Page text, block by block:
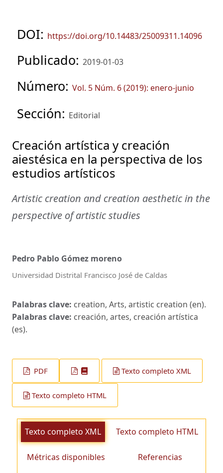
DOI: https://doi.org/10.14483/25009311.14096
Publicado: 2019-01-03
Número: Vol. 5 Núm. 6 (2019): enero-junio
Sección: Editorial
Creación artística y creación
aiestésica en la perspectiva de los
estudios artísticos
Artistic creation and creation aesthetic in the
perspective of artistic studies
Pedro Pablo Gómez moreno
Universidad Distrital Francisco José de Caldas
Palabras clave: creation, Arts, artistic creation (en).
Palabras clave: creación, artes, creación artística
(es).
PDF Texto completo XML
Texto completo HTML
Texto completo XML Texto completo HTML
Métricas disponibles Referencias